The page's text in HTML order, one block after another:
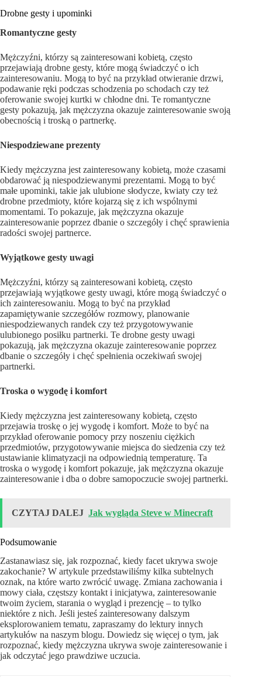
Drobne gesty i upominki
Romantyczne gesty
Mężczyźni, którzy są zainteresowani kobietą, często
przejawiają drobne gesty, które mogą świadczyć o ich
zainteresowaniu. Mogą to być na przykład otwieranie drzwi,
podawanie ręki podczas schodzenia po schodach czy też
oferowanie swojej kurtki w chłodne dni. Te romantyczne
gesty pokazują, jak mężczyzna okazuje zainteresowanie swoją
obecnością i troską o partnerkę.
Niespodziewane prezenty
Kiedy mężczyzna jest zainteresowany kobietą, może czasami
obdarować ją niespodziewanymi prezentami. Mogą to być
małe upominki, takie jak ulubione słodycze, kwiaty czy też
drobne przedmioty, które kojarzą się z ich wspólnymi
momentami. To pokazuje, jak mężczyzna okazuje
zainteresowanie poprzez dbanie o szczegóły i chęć sprawienia
radości swojej partnerce.
Wyjątkowe gesty uwagi
Mężczyźni, którzy są zainteresowani kobietą, często
przejawiają wyjątkowe gesty uwagi, które mogą świadczyć o
ich zainteresowaniu. Mogą to być na przykład
zapamiętywanie szczegółów rozmowy, planowanie
niespodziewanych randek czy też przygotowywanie
ulubionego posiłku partnerki. Te drobne gesty uwagi
pokazują, jak mężczyzna okazuje zainteresowanie poprzez
dbanie o szczegóły i chęć spełnienia oczekiwań swojej
partnerki.
Troska o wygodę i komfort
Kiedy mężczyzna jest zainteresowany kobietą, często
przejawia troskę o jej wygodę i komfort. Może to być na
przykład oferowanie pomocy przy noszeniu ciężkich
przedmiotów, przygotowywanie miejsca do siedzenia czy też
ustawianie klimatyzacji na odpowiednią temperaturę. Ta
troska o wygodę i komfort pokazuje, jak mężczyzna okazuje
zainteresowanie i dba o dobre samopoczucie swojej partnerki.
CZYTAJ DALEJ Jak wygląda Steve w Minecraft
Podsumowanie
Zastanawiasz się, jak rozpoznać, kiedy facet ukrywa swoje
zakochanie? W artykule przedstawiliśmy kilka subtelnych
oznak, na które warto zwrócić uwagę. Zmiana zachowania i
mowy ciała, częstszy kontakt i inicjatywa, zainteresowanie
twoim życiem, starania o wygląd i prezencję – to tylko
niektóre z nich. Jeśli jesteś zainteresowany dalszym
eksplorowaniem tematu, zapraszamy do lektury innych
artykułów na naszym blogu. Dowiedz się więcej o tym, jak
rozpoznać, kiedy mężczyzna ukrywa swoje zainteresowanie i
jak odczytać jego prawdziwe uczucia.